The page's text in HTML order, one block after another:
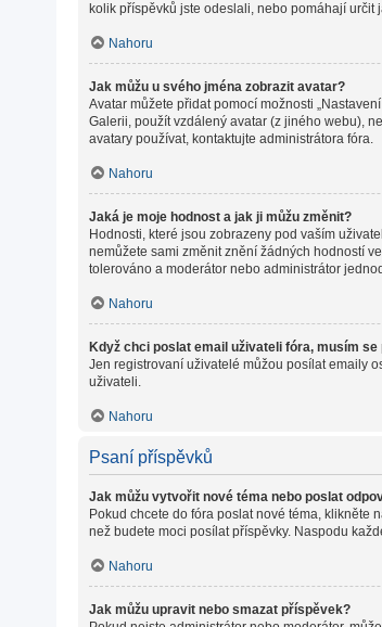
kolik příspěvků jste odeslali, nebo pomáhají
Nahoru
Jak můžu u svého jména zobrazit avatar?
Avatar můžete přidat pomocí možnosti
Galerii, použít vzdálený avatar (z jiného webu),
avatary používat, kontaktujte administrátora fóra.
Nahoru
Jaká je moje hodnost a jak ji můžu změnit?
Hodnosti, které jsou zobrazeny pod vaším
nemůžete sami změnit znění žádných hodností
tolerováno a moderátor nebo administrátor
Nahoru
Když chci poslat email uživateli fóra, musím
Jen registrovaní uživatelé můžou posílat emaily
uživateli.
Nahoru
Psaní příspěvků
Jak můžu vytvořit nové téma nebo poslat
Pokud chcete do fóra poslat nové téma, klikněte
než budete moci posílat příspěvky. Naspodu
Nahoru
Jak můžu upravit nebo smazat příspěvek?